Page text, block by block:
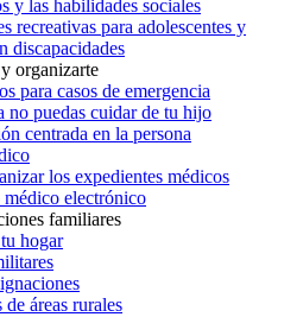
y las habilidades sociales
recreativas para adolescentes y
discapacidades
organizarte
para casos de emergencia
no puedas cuidar de tu hijo
centrada en la persona
los expedientes médicos
electrónico
familiares
hogar
de áreas rurales